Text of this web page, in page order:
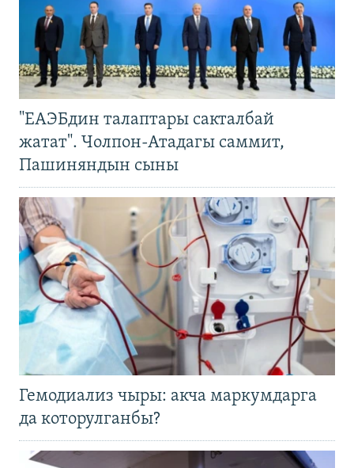
"ЕАЭБдин талаптары сакталбай
жатат". Чолпон-Атадагы саммит,
Пашиняндын сыны
Гемодиализ чыры: акча маркумдарга
да которулганбы?